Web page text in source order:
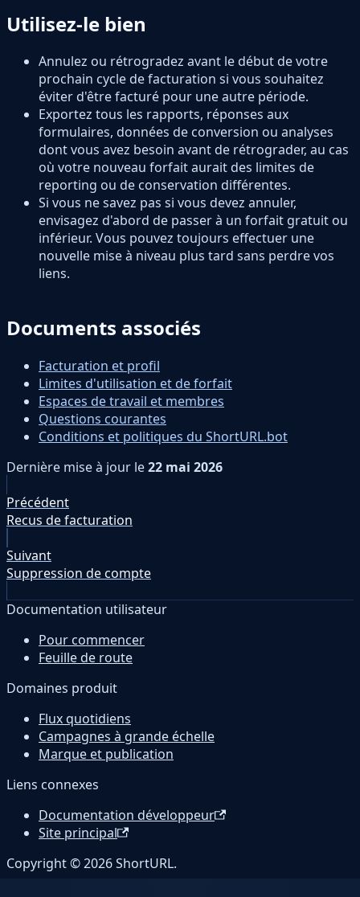
Utilisez-le bien
Annulez ou rétrogradez avant le début de votre
prochain cycle de facturation si vous souhaitez
éviter d'être facturé pour une autre période.
Exportez tous les rapports, réponses aux
formulaires, données de conversion ou analyses
dont vous avez besoin avant de rétrograder, au cas
où votre nouveau forfait aurait des limites de
reporting ou de conservation différentes.
Si vous ne savez pas si vous devez annuler,
envisagez d'abord de passer à un forfait gratuit ou
inférieur. Vous pouvez toujours effectuer une
nouvelle mise à niveau plus tard sans perdre vos
liens.
Documents associés
Facturation et profil
Limites d'utilisation et de forfait
Espaces de travail et membres
Questions courantes
Conditions et politiques du ShortURL.bot
Dernière mise à jour le22 mai 2026
Précédent
Recus de facturation
Suivant
Suppression de compte
Documentation utilisateur
Pour commencer
Feuille de route
Domaines produit
Flux quotidiens
Campagnes à grande échelle
Marque et publication
Liens connexes
Documentation développeur
Site principal
Copyright © 2026 ShortURL.